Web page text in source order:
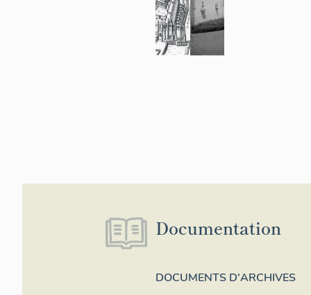
dès cette
1770, d´un
Une
Documentation
DOCUMENTS D'ARCHIVES